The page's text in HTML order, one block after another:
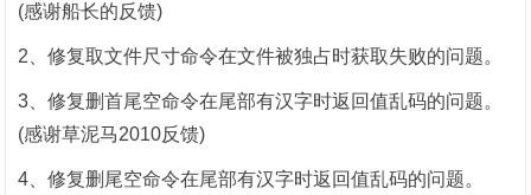
(感谢船长的反馈)
2、修复取文件尺寸命令在文件被独占时获取失败的问题。
3、修复删首尾空命令在尾部有汉字时返回值乱码的问题。
(感谢草泥马2010反馈)
4、修复删尾空命令在尾部有汉字时返回值乱码的问题。